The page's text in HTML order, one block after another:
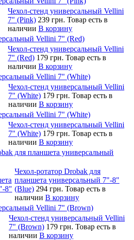
Чехол-стенд универсальный Vellini
7" (Pink) 239 грн. Товар есть в
наличии В корзину
Vellini 7" (Red)
Чехол-стенд универсальный Vellini
7" (Red) 179 грн. Товар есть в
наличии В корзину
Vellini 7" (White)
Чехол-стенд универсальный Vellini
7" (White) 179 грн. Товар есть в
наличии В корзину
Vellini 7" (White)
Чехол-стенд универсальный Vellini
7" (White) 179 грн. Товар есть в
наличии В корзину
для планшета универсальный
Чехол-ротатор Drobak для
планшета универсальный 7"-8"
(Blue) 294 грн. Товар есть в
наличии В корзину
Vellini 7" (Brown)
Чехол-стенд универсальный Vellini
7" (Brown) 179 грн. Товар есть в
наличии В корзину